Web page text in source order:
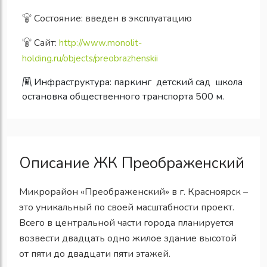
Состояние: введен в эксплуатацию
Сайт: http://www.monolit-
holding.ru/objects/preobrazhenskii
Инфраструктура: паркинг детский сад школа
остановка общественного транспорта 500 м.
Описание ЖК Преображенский
Микрорайон «Преображенский» в г. Красноярск –
это уникальный по своей масштабности проект.
Всего в центральной части города планируется
возвести двадцать одно жилое здание высотой
от пяти до двадцати пяти этажей.